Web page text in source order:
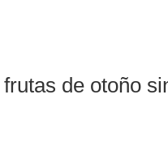
de otoño